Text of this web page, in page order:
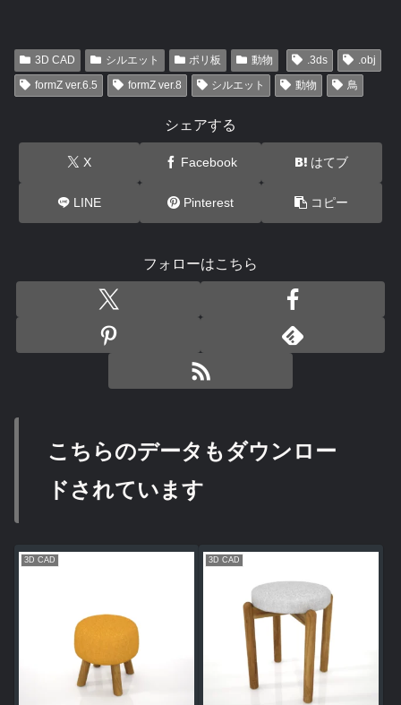
3D CAD シルエット ポリ板 動物 .3ds
.obj
formZ ver.6.5
formZ ver.8 シルエット 動物 鳥
シェアする
X Facebook はてブ
LINE Pinterest コピー
フォローはこちら
こちらのデータもダウンロー
ドされています
3D CAD 3D CAD